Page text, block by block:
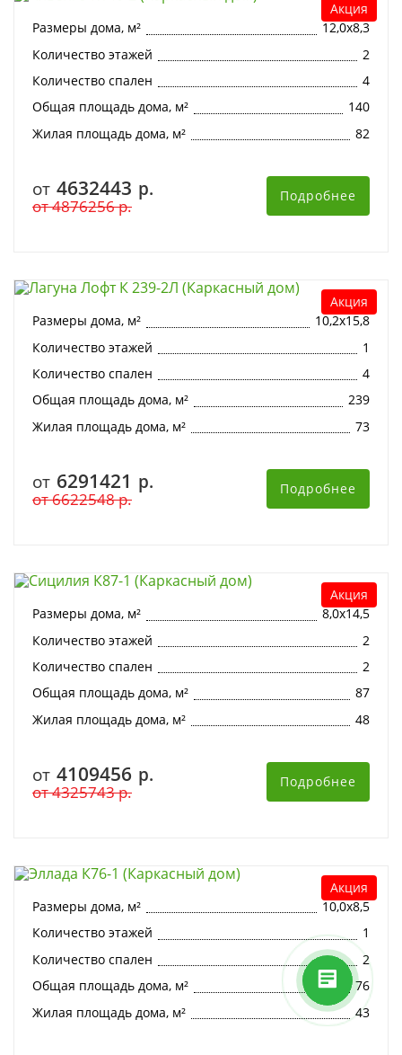
Акция
Размеры дома, м²
12,0х8,3
Количество этажей
2
Количество спален
4
Общая площадь дома, м²
140
Жилая площадь дома, м²
82
от 4632443 р.
от4876256р. Подробнее
Акция
Размеры дома, м²
10,2х15,8
Количество этажей
1
Количество спален
4
Общая площадь дома, м²
239
Жилая площадь дома, м²
73
от 6291421 р.
от6622548р. Подробнее
Акция
Размеры дома, м²
8,0х14,5
Количество этажей
2
Количество спален
2
Общая площадь дома, м²
87
Жилая площадь дома, м²
48
от 4109456 р.
от4325743р. Подробнее
Акция
Размеры дома, м²
10,0х8,5
Количество этажей
1
Количество спален
2
Общая площадь дома, м²
76
Жилая площадь дома, м²
43